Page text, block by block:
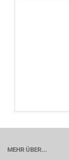
MEHR ÜBER...